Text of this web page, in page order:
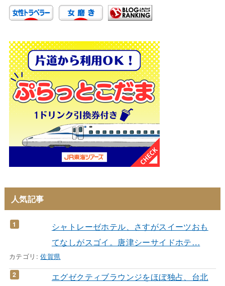
人気記事
シャトレーゼホテル、さすがスイーツおも
てなしがスゴイ。唐津シーサイドホテ…
カテゴリ:佐賀県
エグゼクティブラウンジをほぼ独占、台北